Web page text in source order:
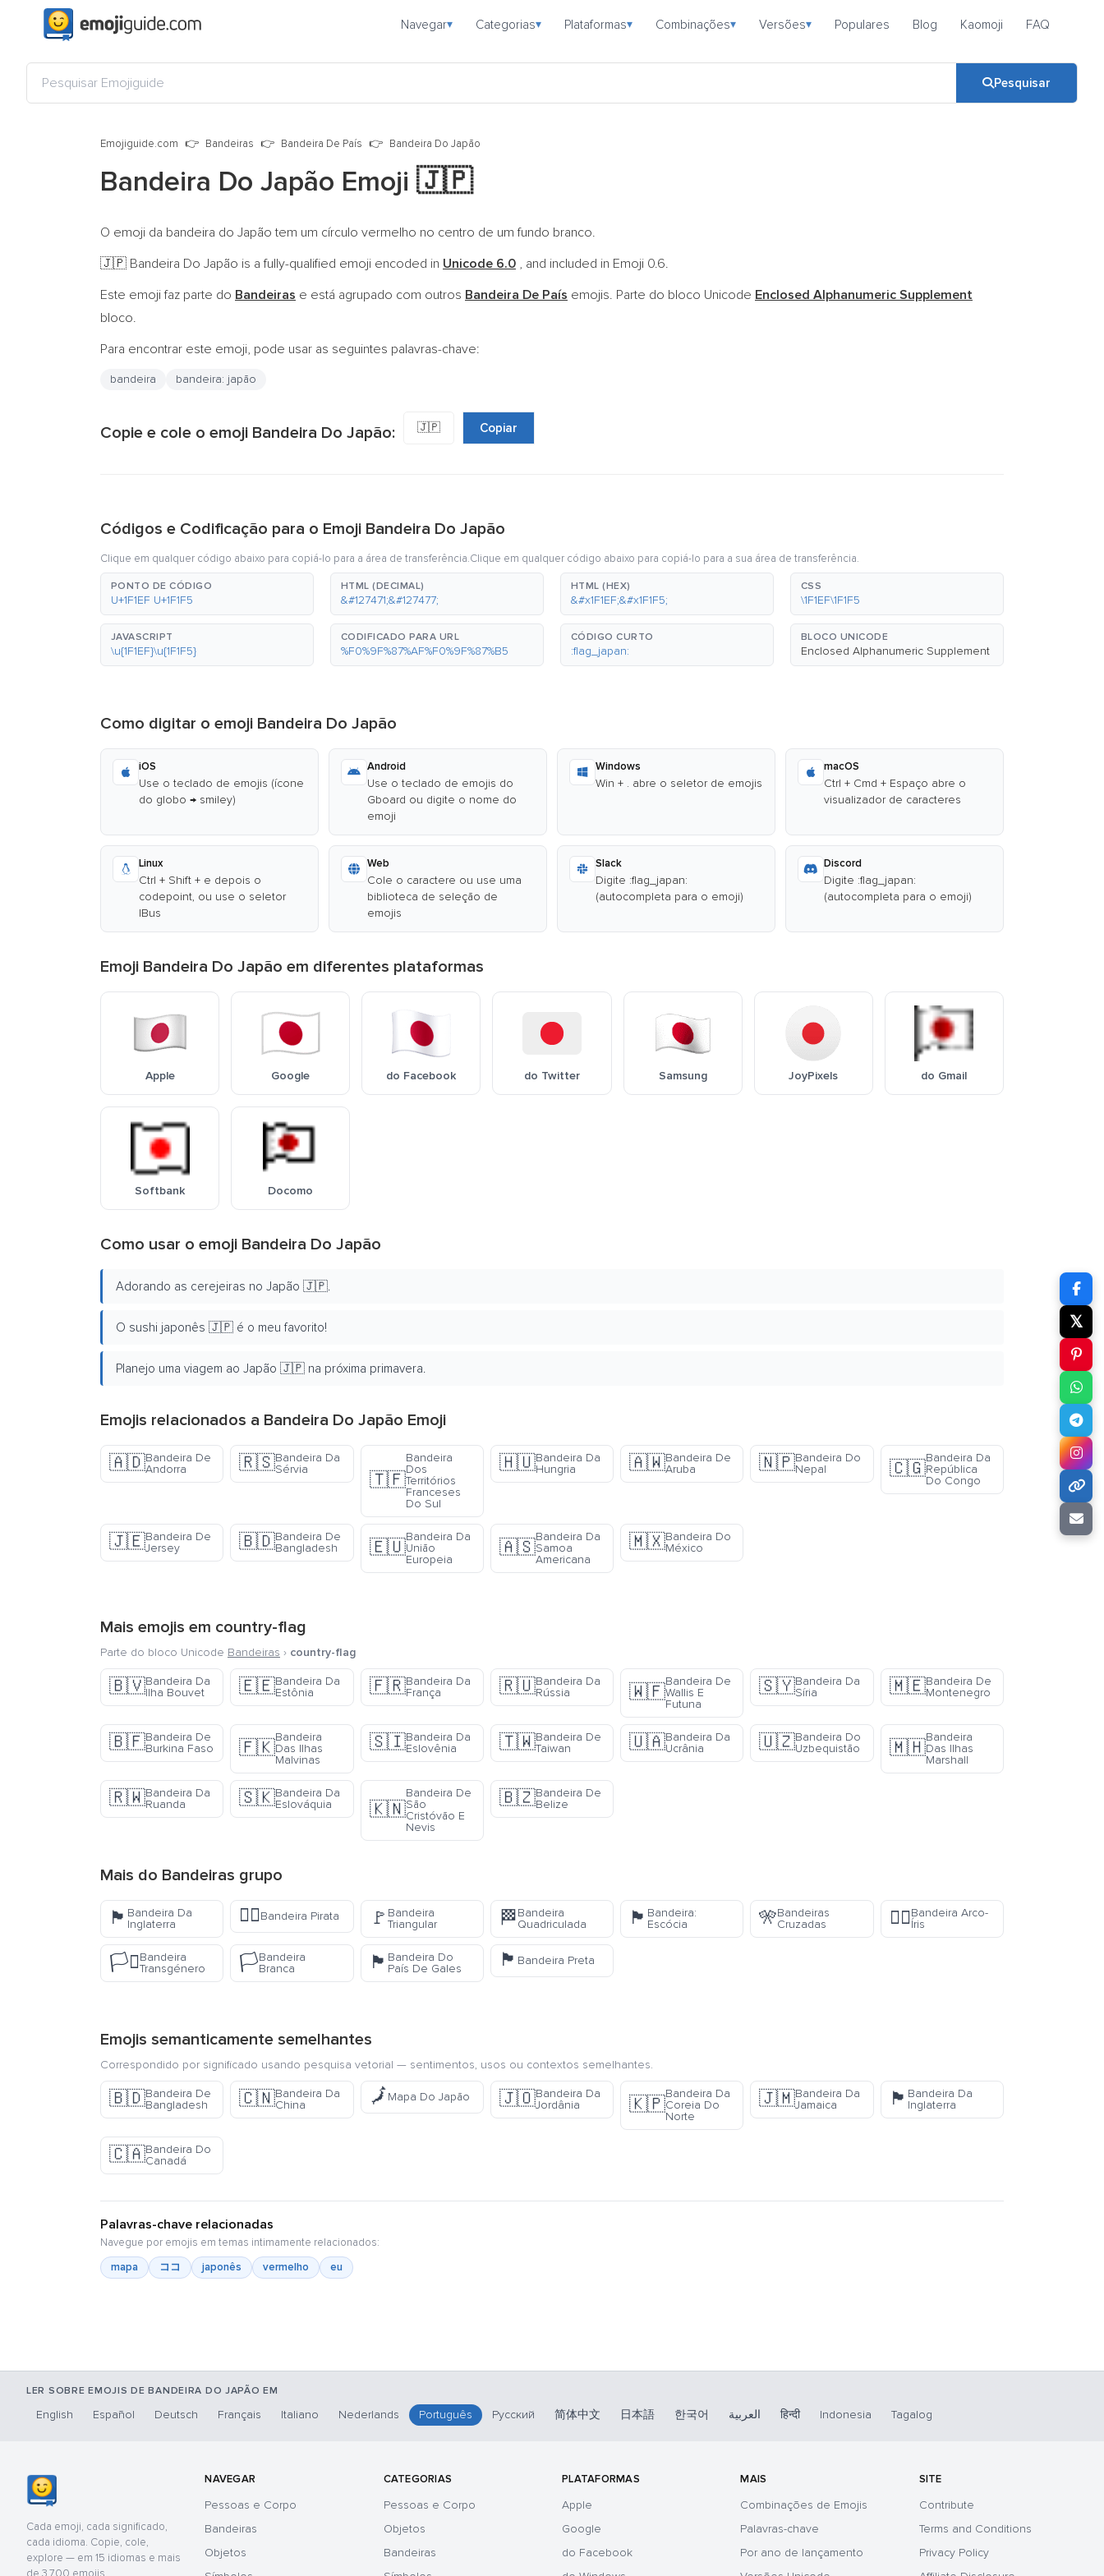
Navegar▾ Categorias▾ Plataformas▾ Combinações▾ Versões▾ Populares Blog Kaomoji FAQ
Pesquisar
Emojiguide.com Bandeiras Bandeira De País Bandeira Do Japão
Bandeira Do Japão Emoji 🇯🇵
O emoji da bandeira do Japão tem um círculo vermelho no centro de um fundo branco.
🇯🇵 Bandeira Do Japão is a fully-qualified emoji encoded in Unicode 6.0 , and included in Emoji 0.6.
Este emoji faz parte do Bandeiras e está agrupado com outros Bandeira De País emojis. Parte do bloco Unicode Enclosed Alphanumeric Supplement
bloco.
Para encontrar este emoji, pode usar as seguintes palavras-chave:
bandeira bandeira: japão
Copie e cole o emoji Bandeira Do Japão: 🇯🇵 Copiar
Códigos e Codificação para o Emoji Bandeira Do Japão
Clique em qualquer código abaixo para copiá-lo para a área de transferência.Clique em qualquer código abaixo para copiá-lo para a sua área de transferência.
PONTO DE CÓDIGO
U+1F1EF U+1F1F5
HTML (DECIMAL)
&#127471;&#127477;
HTML (HEX)
&#x1F1EF;&#x1F1F5;
CSS
\1F1EF\1F1F5
JAVASCRIPT
\u{1F1EF}\u{1F1F5}
CODIFICADO PARA URL
%F0%9F%87%AF%F0%9F%87%B5
CÓDIGO CURTO
:flag_japan:
BLOCO UNICODE
Enclosed Alphanumeric Supplement
Como digitar o emoji Bandeira Do Japão
iOS
Use o teclado de emojis (ícone
do globo → smiley)
Android
Use o teclado de emojis do
Gboard ou digite o nome do
emoji
Windows
Win + . abre o seletor de emojis
macOS
Ctrl + Cmd + Espaço abre o
visualizador de caracteres
Linux
Ctrl + Shift + e depois o
codepoint, ou use o seletor
IBus
Web
Cole o caractere ou use uma
biblioteca de seleção de
emojis
Slack
Digite :flag_japan:
(autocompleta para o emoji)
Discord
Digite :flag_japan:
(autocompleta para o emoji)
Emoji Bandeira Do Japão em diferentes plataformas
Apple Google do Facebook do Twitter Samsung JoyPixels do Gmail
Softbank Docomo
Como usar o emoji Bandeira Do Japão
Adorando as cerejeiras no Japão 🇯🇵.
O sushi japonês 🇯🇵 é o meu favorito!
Planejo uma viagem ao Japão 🇯🇵 na próxima primavera.
Emojis relacionados a Bandeira Do Japão Emoji
🇦🇩Bandeira De
Andorra
🇷🇸Bandeira Da
Sérvia
🇹🇫
Bandeira
Dos
Territórios
Franceses
Do Sul
🇭🇺Bandeira Da
Hungria
🇦🇼Bandeira De
Aruba
🇳🇵Bandeira Do
Nepal
🇨🇬
Bandeira Da
República
Do Congo
🇯🇪Bandeira De
Jersey
🇧🇩Bandeira De
Bangladesh
🇪🇺
Bandeira Da
União
Europeia
🇦🇸
Bandeira Da
Samoa
Americana
🇲🇽Bandeira Do
México
Mais emojis em country-flag
Parte do bloco Unicode Bandeiras › country-flag
🇧🇻Bandeira Da
Ilha Bouvet
🇪🇪Bandeira Da
Estônia
🇫🇷Bandeira Da
França
🇷🇺Bandeira Da
Rússia
🇼🇫
Bandeira De
Wallis E
Futuna
🇸🇾Bandeira Da
Síria
🇲🇪Bandeira De
Montenegro
🇧🇫Bandeira De
Burkina Faso
🇫🇰
Bandeira
Das Ilhas
Malvinas
🇸🇮Bandeira Da
Eslovênia
🇹🇼Bandeira De
Taiwan
🇺🇦Bandeira Da
Ucrânia
🇺🇿Bandeira Do
Uzbequistão
🇲🇭
Bandeira
Das Ilhas
Marshall
🇷🇼Bandeira Da
Ruanda
🇸🇰Bandeira Da
Eslováquia
🇰🇳
Bandeira De
São
Cristóvão E
Nevis
🇧🇿Bandeira De
Belize
Mais do Bandeiras grupo
🏴󠁧󠁢󠁥󠁮󠁧󠁿 Bandeira Da
Inglaterra
🏴‍☠️Bandeira Pirata 🚩 Bandeira
Triangular
🏁Bandeira
Quadriculada
🏴󠁧󠁢󠁳󠁣󠁴󠁿 Bandeira:
Escócia
🎌Bandeiras
Cruzadas
🏳️‍🌈Bandeira Arco-
Íris
🏳️‍⚧️Bandeira
Transgénero
🏳️Bandeira
Branca
🏴󠁧󠁢󠁷󠁬󠁳󠁿 Bandeira Do
País De Gales
🏴 Bandeira Preta
Emojis semanticamente semelhantes
Correspondido por significado usando pesquisa vetorial — sentimentos, usos ou contextos semelhantes.
🇧🇩Bandeira De
Bangladesh
🇨🇳Bandeira Da
China
🗾Mapa Do Japão 🇯🇴Bandeira Da
Jordânia
🇰🇵
Bandeira Da
Coreia Do
Norte
🇯🇲Bandeira Da
Jamaica
🏴󠁧󠁢󠁥󠁮󠁧󠁿 Bandeira Da
Inglaterra
🇨🇦Bandeira Do
Canadá
Palavras-chave relacionadas
Navegue por emojis em temas intimamente relacionados:
mapa
ココ japonês vermelho eu
𝕏
LER SOBRE EMOJIS DE BANDEIRA DO JAPÃO EM
English Español Deutsch Français Italiano Nederlands Português Русский 简体中文 日本語 한국어 العربية हिन्दी Indonesia Tagalog
Cada emoji, cada significado,
cada idioma. Copie, cole,
explore — em 15 idiomas e mais
NAVEGAR
Pessoas e Corpo
Bandeiras
Objetos
CATEGORIAS
Pessoas e Corpo
Objetos
Bandeiras
PLATAFORMAS
Apple
Google
do Facebook
MAIS
Combinações de Emojis
Palavras-chave
Por ano de lançamento
SITE
Contribute
Terms and Conditions
Privacy Policy